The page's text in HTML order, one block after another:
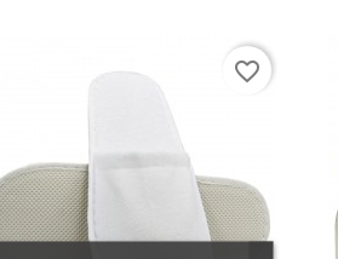
favorite_border